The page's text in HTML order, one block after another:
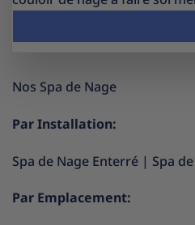
Nos Spa de Nage
Par Installation:
Spa de Nage Enterré | Spa
Par Emplacement: